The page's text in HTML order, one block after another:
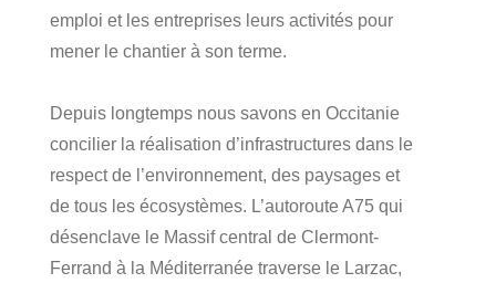
emploi et les entreprises leurs activités pour
mener le chantier à son terme.
Depuis longtemps nous savons en Occitanie
concilier la réalisation d’infrastructures dans le
respect de l’environnement, des paysages et
de tous les écosystèmes. L’autoroute A75 qui
désenclave le Massif central de Clermont-
Ferrand à la Méditerranée traverse le Larzac,